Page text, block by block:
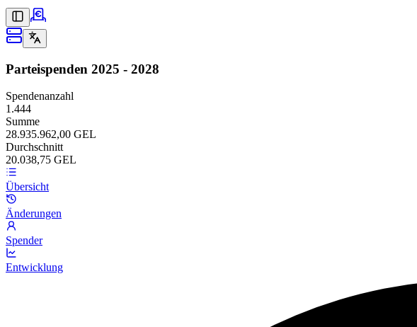
Parteispenden 2025 - 2028
Spendenanzahl
1.444
Summe
28.935.962,00 GEL
Durchschnitt
20.038,75 GEL
Übersicht
Änderungen
Spender
Entwicklung